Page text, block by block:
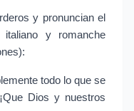
y pronuncian el
italiano y romanche
todo lo que se
Dios y nuestros